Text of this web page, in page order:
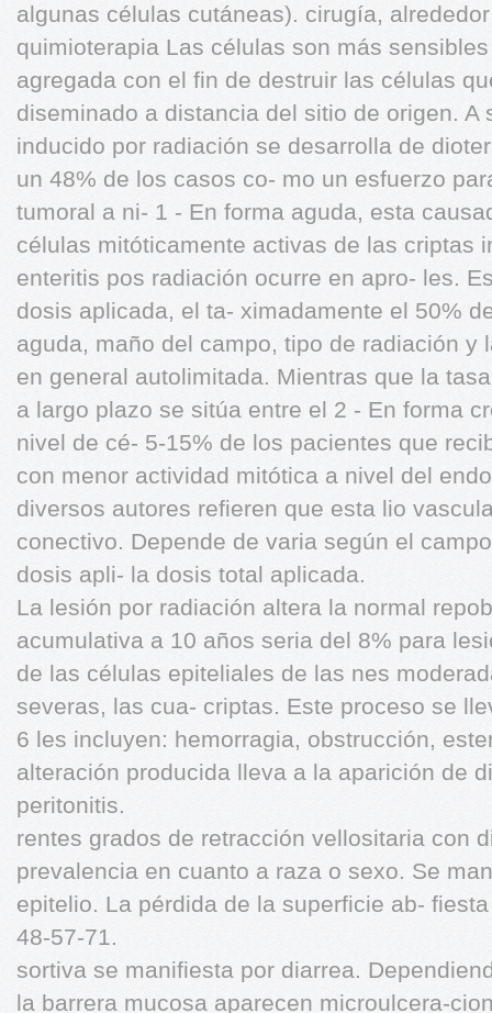
algunas células cutáneas). cirugía,
quimioterapia Las células son más
agregada con el fin de destruir las células
diseminado a distancia del sitio de origen. A
inducido por radiación se desarrolla de
un 48% de los casos co- mo un esfuerzo
tumoral a ni- 1 - En forma aguda, esta
células mitóticamente activas de las criptas
enteritis pos radiación ocurre en apro- les.
dosis aplicada, el ta- ximadamente el 50%
aguda, maño del campo, tipo de radiación y
en general autolimitada. Mientras que la
a largo plazo se sitúa entre el 2 - En forma
nivel de cé- 5-15% de los pacientes que
con menor actividad mitótica a nivel del
diversos autores refieren que esta lio
conectivo. Depende de varia según el
dosis apli- la dosis total aplicada.
La lesión por radiación altera la normal
acumulativa a 10 años seria del 8% para
de las células epiteliales de las nes
severas, las cua- criptas. Este proceso se
6 les incluyen: hemorragia, obstrucción,
alteración producida lleva a la aparición de
peritonitis.
rentes grados de retracción vellositaria con
prevalencia en cuanto a raza o sexo. Se
epitelio. La pérdida de la superficie ab-
48-57-71.
sortiva se manifiesta por diarrea.
la barrera mucosa aparecen microulcera-